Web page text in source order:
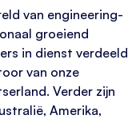
van engineering-
groeiend
in dienst verdeeld
van onze
Verder zijn
Amerika,